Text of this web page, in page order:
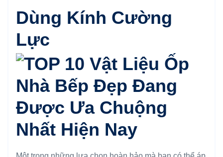
Dùng Kính Cường
Lực